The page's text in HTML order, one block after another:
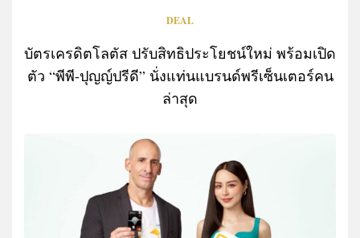
DEAL
บัตรเครดิตโลตัส ปรับสิทธิประโยชน์ใหม่ พร้อมเปิด
ตัว “พีพี-ปุญญ์ปรีดี” นั่งแท่นแบรนด์พรีเซ็นเตอร์คน
ล่าสุด